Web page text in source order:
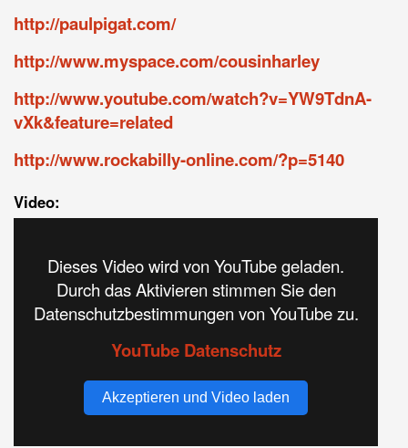
http://paulpigat.com/
http://www.myspace.com/cousinharley
http://www.youtube.com/watch?v=YW9TdnA-
vXk&feature=related
http://www.rockabilly-online.com/?p=5140
Video:
Dieses Video wird von YouTube geladen.
Durch das Aktivieren stimmen Sie den
Datenschutzbestimmungen von YouTube zu.
YouTube Datenschutz
Akzeptieren und Video laden